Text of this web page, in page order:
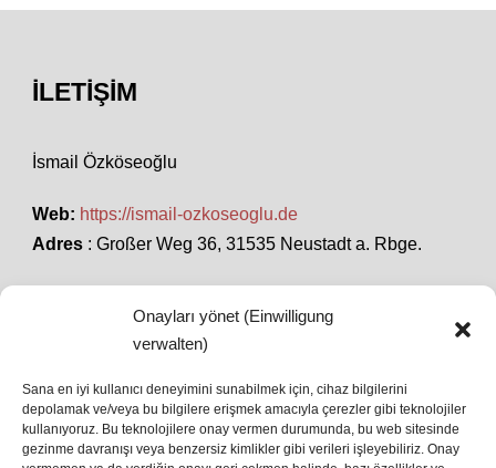
Onayları yönet (Einwilligung
verwalten)
Sana en iyi kullanıcı deneyimini sunabilmek için, cihaz bilgilerini
depolamak ve/veya bu bilgilere erişmek amacıyla çerezler gibi teknolojiler
kullanıyoruz. Bu teknolojilere onay vermen durumunda, bu web sitesinde
gezinme davranışı veya benzersiz kimlikler gibi verileri işleyebiliriz. Onay
İLETIŞIM
İsmail Özköseoğlu
Web: https://ismail-ozkoseoglu.de
Adres : Großer Weg 36, 31535 Neustadt a. Rbge.
SON HABERLER
İstanbul’da Avrupa Ligi Finali: Freiburg ve Aston
Villa Boğaz’da Tarih Yazmaya Hazırlanıyor